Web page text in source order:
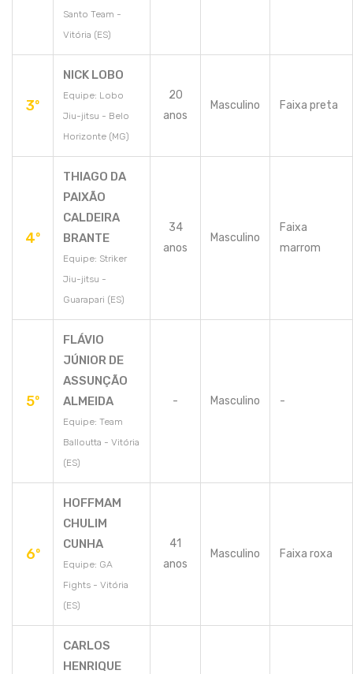
Santo Team -
Vitória (ES)
3º
NICK LOBO
Equipe: Lobo
Jiu-jitsu - Belo
Horizonte (MG)
20
anos
Masculino Faixa preta
4º
THIAGO DA
PAIXÃO
CALDEIRA
BRANTE
Equipe: Striker
Jiu-jitsu -
Guarapari (ES)
34
anos
Masculino
Faixa
marrom
5º
FLÁVIO
JÚNIOR DE
ASSUNÇÃO
ALMEIDA
Equipe: Team
Balloutta - Vitória
(ES)
- Masculino -
6º
HOFFMAM
CHULIM
CUNHA
Equipe: GA
Fights - Vitória
(ES)
41
anos
Masculino Faixa roxa
CARLOS
HENRIQUE